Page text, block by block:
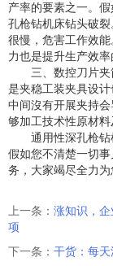
产率的要素之一。
孔枪钻机床钻头破
很慢，危害工作效
力也是提升生产效率
三、数控刀片
是夹稳工装夹具设
中间沒有开展夹持
够加工技术性原材料
通用性深孔枪
假如您不清楚一切
务，大家竭尽全力为
上一条： 涨知识，
项
下一条： 干货：每